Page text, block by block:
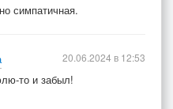
нам с тобой пройти
симпатичная.
то и забыл!
20.06.2024 в 12:53